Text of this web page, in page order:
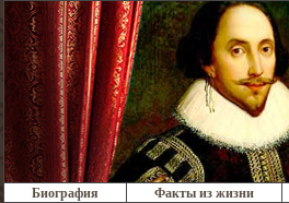
Биография Факты из жизни